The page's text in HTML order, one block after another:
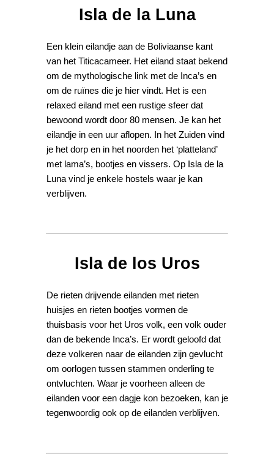
Isla de la Luna
Een klein eilandje aan de Boliviaanse kant
van het Titicacameer. Het eiland staat bekend
om de mythologische link met de Inca’s en
om de ruïnes die je hier vindt. Het is een
relaxed eiland met een rustige sfeer dat
bewoond wordt door 80 mensen. Je kan het
eilandje in een uur aflopen. In het Zuiden vind
je het dorp en in het noorden het ‘platteland’
met lama’s, bootjes en vissers. Op Isla de la
Luna vind je enkele hostels waar je kan
verblijven.
Isla de los Uros
De rieten drijvende eilanden met rieten
huisjes en rieten bootjes vormen de
thuisbasis voor het Uros volk, een volk ouder
dan de bekende Inca’s. Er wordt geloofd dat
deze volkeren naar de eilanden zijn gevlucht
om oorlogen tussen stammen onderling te
ontvluchten. Waar je voorheen alleen de
eilanden voor een dagje kon bezoeken, kan je
tegenwoordig ook op de eilanden verblijven.